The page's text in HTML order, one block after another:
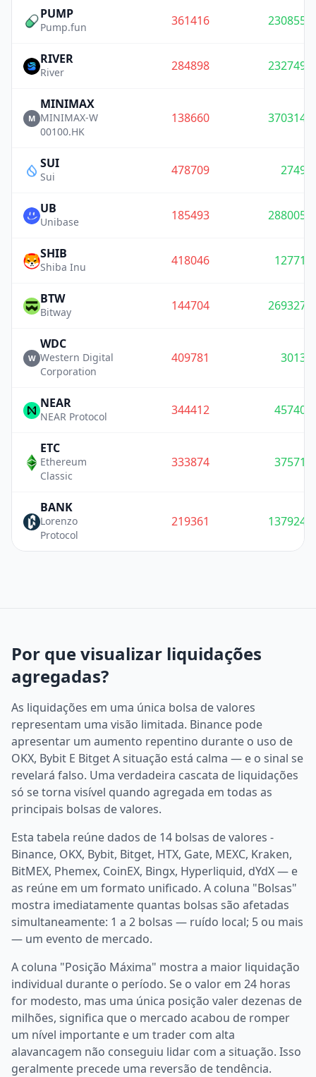
PUMP
Pump.fun 361416 230855
RIVER
River 284898 232749
M
MINIMAX
MINIMAX-W
00100.HK
138660 370314
SUI
Sui 478709 2749
UB
Unibase 185493 288005
SHIB
Shiba Inu 418046 12771
BTW
Bitway 144704 269327
W
WDC
Western Digital
Corporation
409781 3013
NEAR
NEAR Protocol 344412 45740
ETC
Ethereum
Classic
333874 37571
BANK
Lorenzo
Protocol
219361 137924
Por que visualizar liquidações
agregadas?
As liquidações em uma única bolsa de valores
representam uma visão limitada. Binance pode
apresentar um aumento repentino durante o uso de
OKX, Bybit E Bitget A situação está calma — e o sinal se
revelará falso. Uma verdadeira cascata de liquidações
só se torna visível quando agregada em todas as
principais bolsas de valores.
Esta tabela reúne dados de 14 bolsas de valores -
Binance, OKX, Bybit, Bitget, HTX, Gate, MEXC, Kraken,
BitMEX, Phemex, CoinEX, Bingx, Hyperliquid, dYdX — e
as reúne em um formato unificado. A coluna "Bolsas"
mostra imediatamente quantas bolsas são afetadas
simultaneamente: 1 a 2 bolsas — ruído local; 5 ou mais
— um evento de mercado.
A coluna "Posição Máxima" mostra a maior liquidação
individual durante o período. Se o valor em 24 horas
for modesto, mas uma única posição valer dezenas de
milhões, significa que o mercado acabou de romper
um nível importante e um trader com alta
alavancagem não conseguiu lidar com a situação. Isso
geralmente precede uma reversão de tendência.